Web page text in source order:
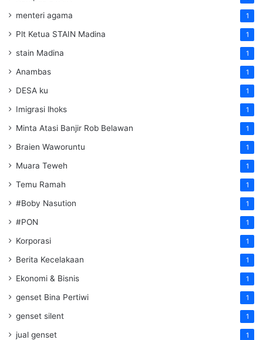
menteri agama 1
Plt Ketua STAIN Madina 1
stain Madina 1
Anambas 1
DESA ku 1
Imigrasi lhoks 1
Minta Atasi Banjir Rob Belawan 1
Braien Waworuntu 1
Muara Teweh 1
Temu Ramah 1
#Boby Nasution 1
#PON 1
Korporasi 1
Berita Kecelakaan 1
Ekonomi & Bisnis 1
genset Bina Pertiwi 1
genset silent 1
jual genset 1